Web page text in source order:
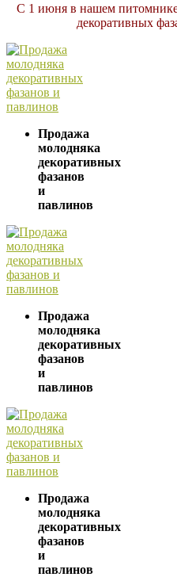
С 1 июня в нашем питомнике
декоративных
Продажа
молодняка
декоративных
фазанов
и
павлинов
Продажа
молодняка
декоративных
фазанов
и
павлинов
Продажа
молодняка
декоративных
фазанов
и
павлинов